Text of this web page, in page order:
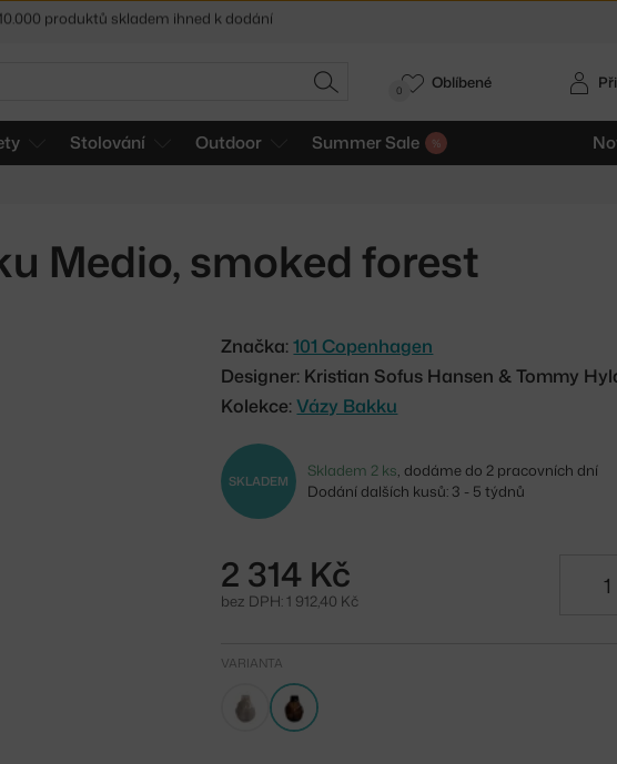
HLEDAT
Stolování Outdoor Summer Sale
0 Oblíbené
Medio, smoked forest
Značka:101 Copenhagen
Designer: Kristian Sofus Hansen & Tommy
Kolekce:Vázy Bakku
SKLADEM
Skladem 2 ks, dodáme do 2 pracovních dní
Dodání dalších kusů: 3 - 5 týdnů
2 314 Kč
bez DPH: 1 912,40 Kč
VARIANTA
Sleva 5 % pro odběratelenewsletteru